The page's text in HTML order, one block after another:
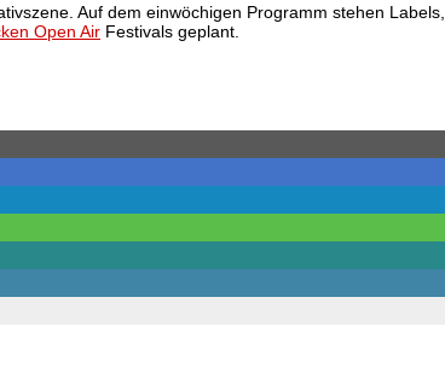
Auf dem einwöchigen Programm stehen
Open Air Festivals geplant.